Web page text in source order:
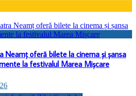
Neamț oferă bilete la cinema și șansa
la festivalul Marea Mișcare